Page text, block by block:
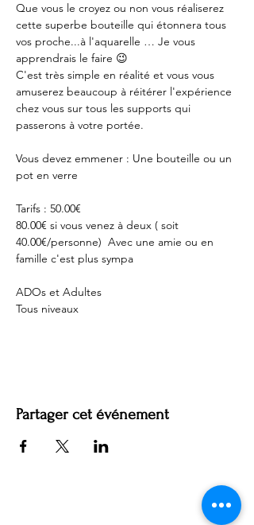
Que vous le croyez ou non vous réaliserez
cette superbe bouteille qui étonnera tous
vos proche...à l'aquarelle … Je vous
apprendrais le faire 😉
C'est très simple en réalité et vous vous
amuserez beaucoup à réitérer l'expérience
chez vous sur tous les supports qui
passerons à votre portée.
Vous devez emmener : Une bouteille ou un
pot en verre
Tarifs : 50.00€
80.00€ si vous venez à deux ( soit
40.00€/personne)  Avec une amie ou en
famille c'est plus sympa
ADOs et Adultes
Tous niveaux
Partager cet événement